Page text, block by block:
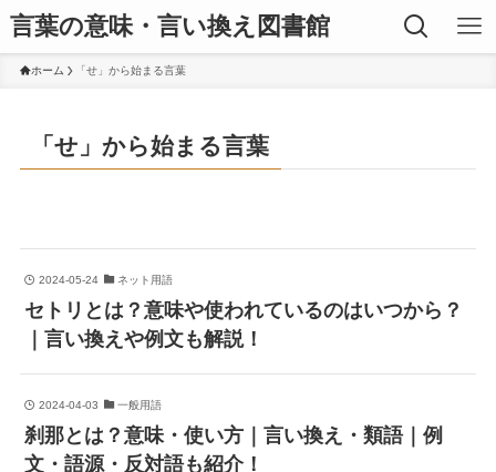
言葉の意味・言い換え図書館
ホーム 「せ」から始まる言葉
「せ」から始まる言葉
2024-05-24 ネット用語
セトリとは？意味や使われているのはいつから？
｜言い換えや例文も解説！
2024-04-03 一般用語
刹那とは？意味・使い方｜言い換え・類語｜例
文・語源・反対語も紹介！